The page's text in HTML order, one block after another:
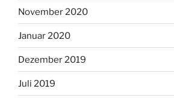
November 2020
Januar 2020
Dezember 2019
Juli 2019